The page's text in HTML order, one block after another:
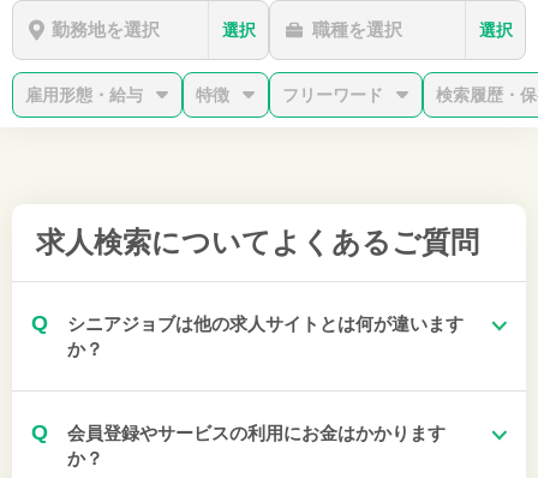
勤務地を選択 選択 職種を選択 選択
雇用形態・給与 特徴 フリーワード 検索履歴・
求人検索について よくあるご質問
Q
シニアジョブは他の求人サイトとは何が違います
か？
Q
会員登録やサービスの利用にお金はかかります
か？